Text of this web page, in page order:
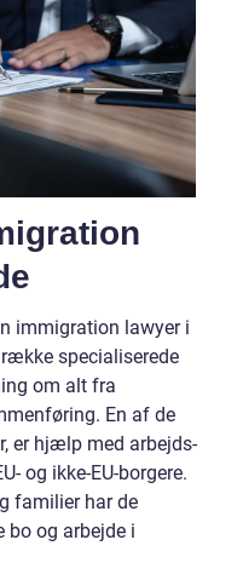
immigration lawyer i
specialiserede
om alt fra
En af de
er hjælp med arbejds-
og ikke-EU-borgere.
familier har de
bo og arbejde i